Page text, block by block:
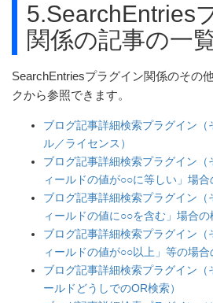
5.SearchEntries
関係の記事の一
SearchEntriesプラグイン関係のその
クから参照できます。
ブログ記事詳細検索プラグイン
ル／ライセンス）
ブログ記事詳細検索プラグイン
ィールドの値が○○に等しい」場合
ブログ記事詳細検索プラグイン
ィールドの値に○○を含む」場合の
ブログ記事詳細検索プラグイン
ィールドの値が○○以上」等の場合
ブログ記事詳細検索プラグイン（
ールドどうしでのOR検索）